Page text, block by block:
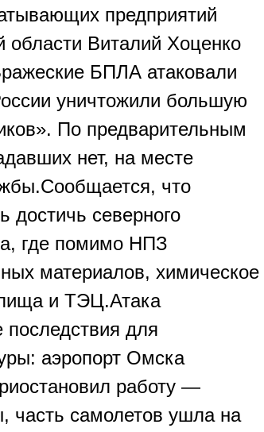
предприятий
области Виталий Хоценко
БПЛА атаковали
уничтожили большую
По предварительным
нет, на месте
что
достичь северного
где помимо НПЗ
материалов, химическое
и ТЭЦ.Атака
последствия для
аэропорт Омска
работу —
часть самолетов ушла на